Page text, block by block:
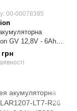
00-00078395
GV 12,8V - 6Ah